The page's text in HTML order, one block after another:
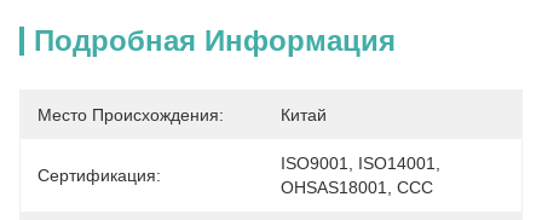
Подробная Информация
Место Происхождения: Китай
Сертификация:
ISO9001, ISO14001,
OHSAS18001, CCC